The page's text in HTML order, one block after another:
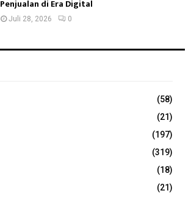
Penjualan di Era Digital
Juli 28, 2026 0
(58)
(21)
(197)
(319)
(18)
(21)